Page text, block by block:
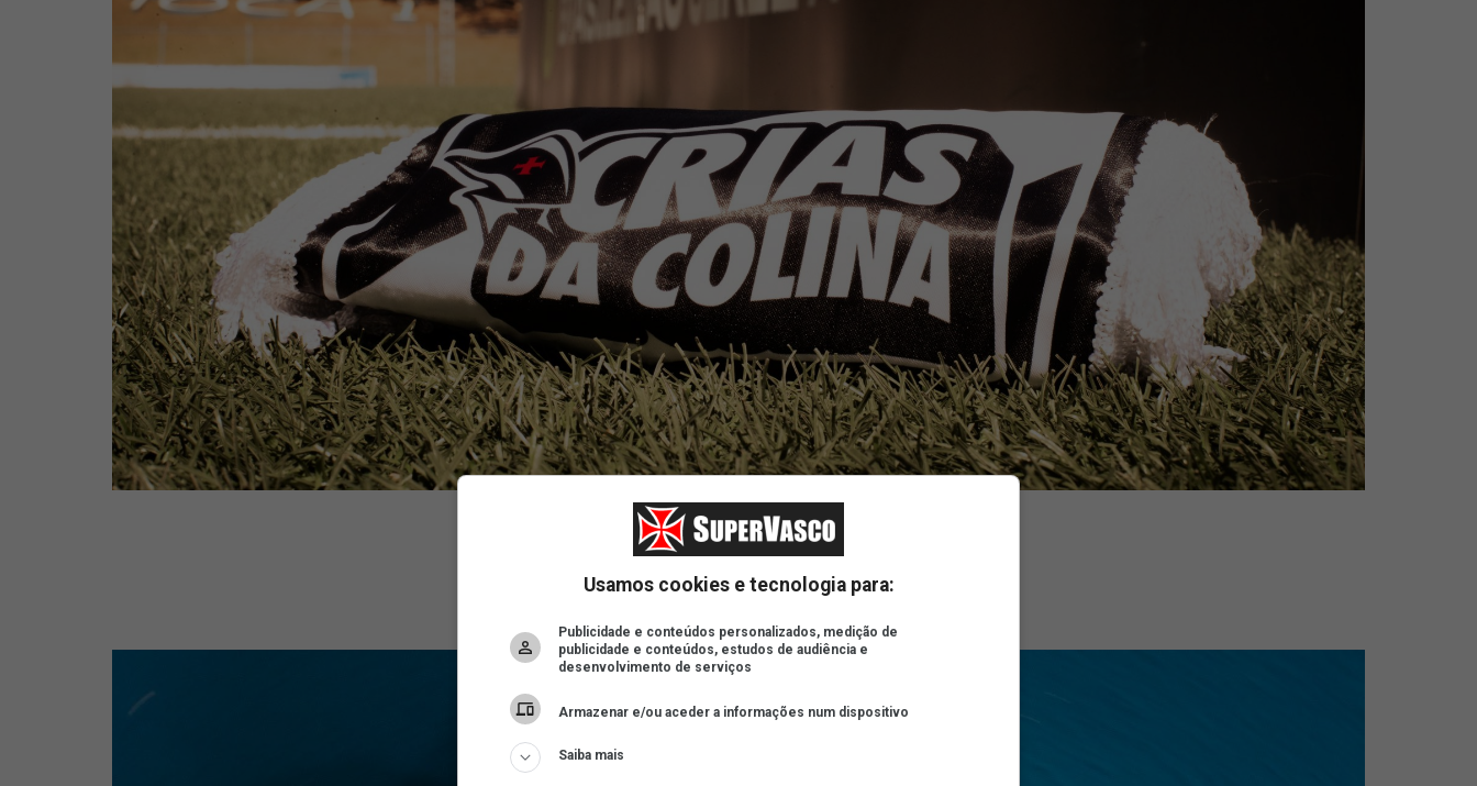
ad
Usamos cookies e tecnologia para:
Publicidade e conteúdos personalizados, medição de
publicidade e conteúdos, estudos de audiência e
desenvolvimento de serviços
Armazenar e/ou aceder a informações num dispositivo
Saiba mais